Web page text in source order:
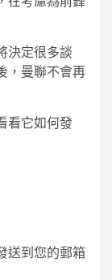
決定很多談
，曼聯不會再
看它如何發
送到您的郵箱